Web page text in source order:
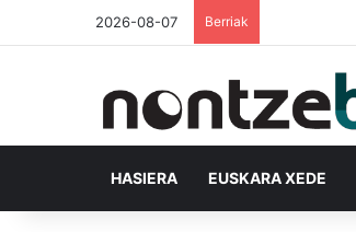
2026-08-07 Berriak
HASIERA EUSKARA XEDE